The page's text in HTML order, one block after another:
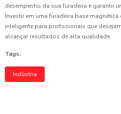
desempenho da sua furadeira e garantir
Investir em uma furadeira base
inteligente para profissionais que
alcançar resultados de alta qualidade.
Tags:
Indústria